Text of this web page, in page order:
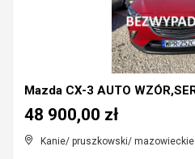
Kanie/ pruszkowski/ mazowieckie
48 900,00 zł